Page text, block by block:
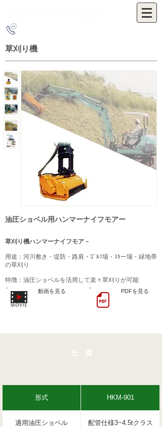
草刈り機ハンマーナイフモア－
用途：河川敷き・堤防・路肩・ｺﾞﾙﾌ場・ｽｷー場・緑地帯
の草刈り
​特徴：油圧ショベルを活用して楽々草刈りが可能
油圧ショベル用ハンマーナイフモアー
動画を見る PDFを見る
仕 様
形式 HKM-901
適用油圧ショベル 配管仕様3~4.5tクラス
草刈り機